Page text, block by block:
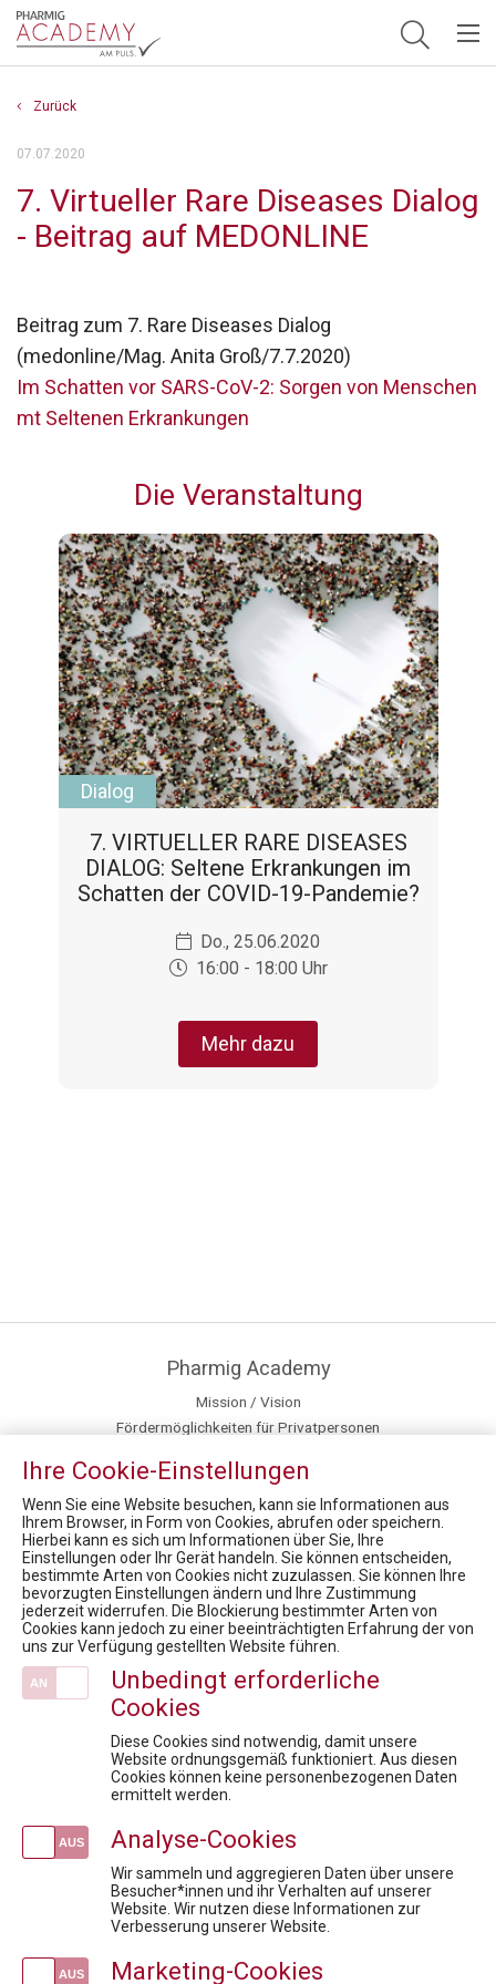
Hauptnavigation
Zurück
07.07.2020
7. Virtueller Rare Diseases Dialog
- Beitrag auf MEDONLINE
Beitrag zum 7. Rare Diseases Dialog
(medonline/Mag. Anita Groß/7.7.2020)
Im Schatten vor SARS-CoV-2: Sorgen von Menschen
mt Seltenen Erkrankungen
Die Veranstaltung
Dialog
7. VIRTUELLER RARE DISEASES
DIALOG: Seltene Erkrankungen im
Schatten der COVID-19-Pandemie?
Do., 25.06.2020
16:00 - 18:00 Uhr
Mehr dazu
Pharmig Academy
Mission / Vision
Fördermöglichkeiten für Privatpersonen
Newsroom
Fachexpert:innen
News
PHARMIG Rare Diseases COVID-19 Umfrage / 9. Rare Diseases Dialog
10. Rare Diseases Dialog: Therapeutische Zukunft bei seltenen Erkrankungen – Mythen, Fakten und Lösungen
Zertifikatsprogramm: Pharma - Fachkräfte der Zukunft
Compliance: Must-Have Modul 3
AI in Pharma: Change the Game
Fit für die Prüfung - Pharmareferent:innen Vorbereitungskurs
Newsletteranmeldung
Ihre Cookie-Einstellungen
Wenn Sie eine Website besuchen, kann sie Informationen aus
Ihrem Browser, in Form von Cookies, abrufen oder speichern.
Hierbei kann es sich um Informationen über Sie, Ihre
Einstellungen oder Ihr Gerät handeln. Sie können entscheiden,
bestimmte Arten von Cookies nicht zuzulassen. Sie können Ihre
bevorzugten Einstellungen ändern und Ihre Zustimmung
jederzeit widerrufen. Die Blockierung bestimmter Arten von
Cookies kann jedoch zu einer beeinträchtigten Erfahrung der von
uns zur Verfügung gestellten Website führen.
Unbedingt erforderliche
Cookies
Diese Cookies sind notwendig, damit unsere
Website ordnungsgemäß funktioniert. Aus diesen
Cookies können keine personenbezogenen Daten
ermittelt werden.
Analyse-Cookies
Wir sammeln und aggregieren Daten über unsere
Besucher*innen und ihr Verhalten auf unserer
Website. Wir nutzen diese Informationen zur
Verbesserung unserer Website.
Marketing-Cookies